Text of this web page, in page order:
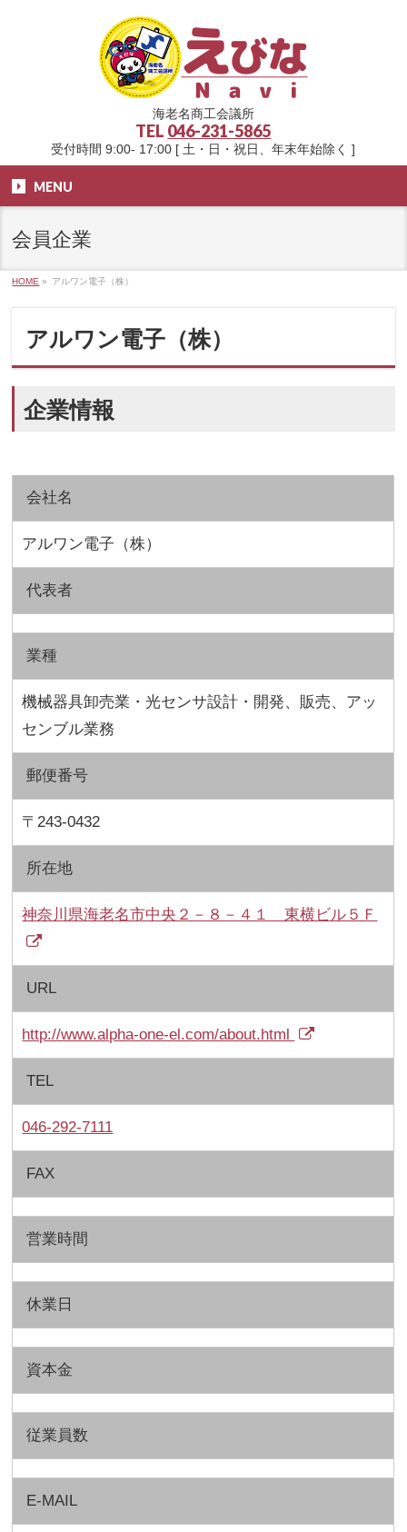
海老名商工会議所
TEL 046-231-5865
受付時間 9:00- 17:00 [ 土・日・祝日、年末年始除く ]
MENU
会員企業
HOME » アルワン電子（株）
アルワン電子（株）
企業情報
会社名
アルワン電子（株）
代表者
業種
機械器具卸売業・光センサ設計・開発、販売、アッ
センブル業務
郵便番号
〒243-0432
所在地
神奈川県海老名市中央２－８－４１ 東横ビル５Ｆ
URL
http://www.alpha-one-el.com/about.html
TEL
046-292-7111
FAX
営業時間
休業日
資本金
従業員数
E-MAIL